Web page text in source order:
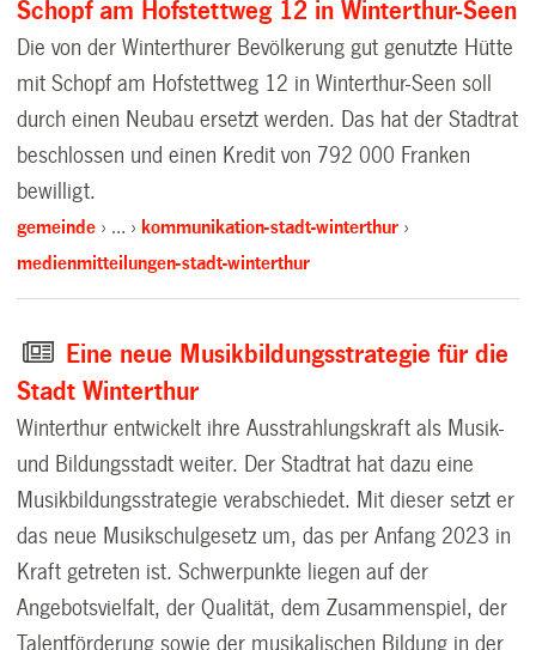
Schopf am Hofstettweg 12 in Winterthur-Seen
Die von der Winterthurer Bevölkerung gut genutzte Hütte
mit Schopf am Hofstettweg 12 in Winterthur-Seen soll
durch einen Neubau ersetzt werden. Das hat der Stadtrat
beschlossen und einen Kredit von 792 000 Franken
bewilligt.
gemeinde …
kommunikation-stadt-winterthur
medienmitteilungen-stadt-winterthur
Eine neue Musikbildungsstrategie für die
Stadt Winterthur
Winterthur entwickelt ihre Ausstrahlungskraft als Musik-
und Bildungsstadt weiter. Der Stadtrat hat dazu eine
Musikbildungsstrategie verabschiedet. Mit dieser setzt er
das neue Musikschulgesetz um, das per Anfang 2023 in
Kraft getreten ist. Schwerpunkte liegen auf der
Angebotsvielfalt, der Qualität, dem Zusammenspiel, der
Talentförderung sowie der musikalischen Bildung in der